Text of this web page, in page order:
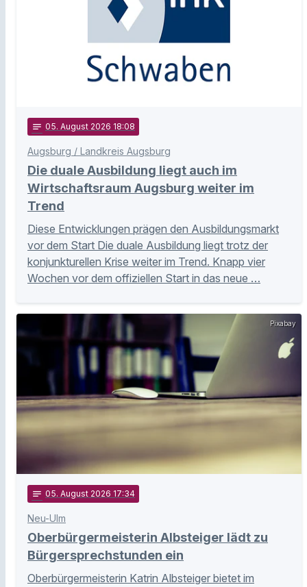
notes 05. August 2026 18:08
Augsburg / Landkreis Augsburg
Die duale Ausbildung liegt auch im
Wirtschaftsraum Augsburg weiter im
Trend
Diese Entwicklungen prägen den Ausbildungsmarkt
vor dem Start Die duale Ausbildung liegt trotz der
konjunkturellen Krise weiter im Trend. Knapp vier
Wochen vor dem offiziellen Start in das neue …
Pixabay
notes 05. August 2026 17:34
Neu-Ulm
Oberbürgermeisterin Albsteiger lädt zu
Bürgersprechstunden ein
Oberbürgermeisterin Katrin Albsteiger bietet im